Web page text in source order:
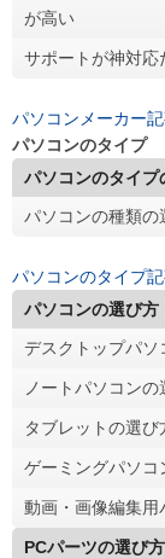
が高い
サポートが神対応
パソコンメーカー
パソコンのタイプ
パソコンのタイプ
パソコンの種類の
パソコンのタイプ
パソコンの選び方
デスクトップパソ
ノートパソコンの
タブレットの選び
ゲーミングパソコ
動画・画像編集用
PCパーツの選び方